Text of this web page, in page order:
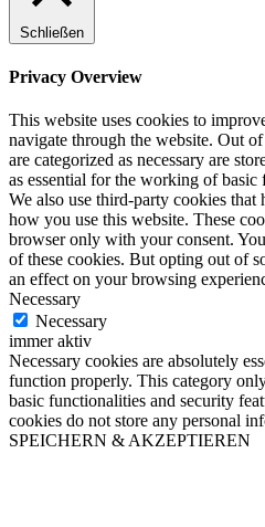
Schließen
Privacy Overview
This website uses cookies to
navigate through the website. Out
are categorized as necessary are
as essential for the working of
We also use third-party cookies that
how you use this website. These
browser only with your consent.
of these cookies. But opting out of
an effect on your browsing
Necessary
Necessary
immer aktiv
Necessary cookies are absolutely
function properly. This category
basic functionalities and security
cookies do not store any personal
SPEICHERN & AKZEPTIEREN